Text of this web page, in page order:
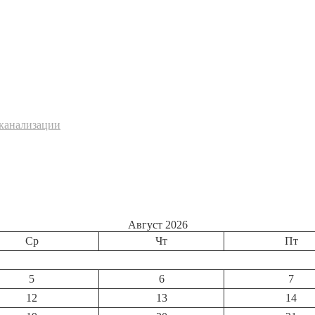
Август 2026
Ср Чт Пт
5 6 7
12 13 14